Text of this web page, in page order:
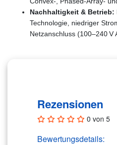
Nachhaltigkeit & Betrieb:
Technologie, niedriger
Netzanschluss (100–240 V
Rezensionen
0 von 5
Bewertungsdetails: